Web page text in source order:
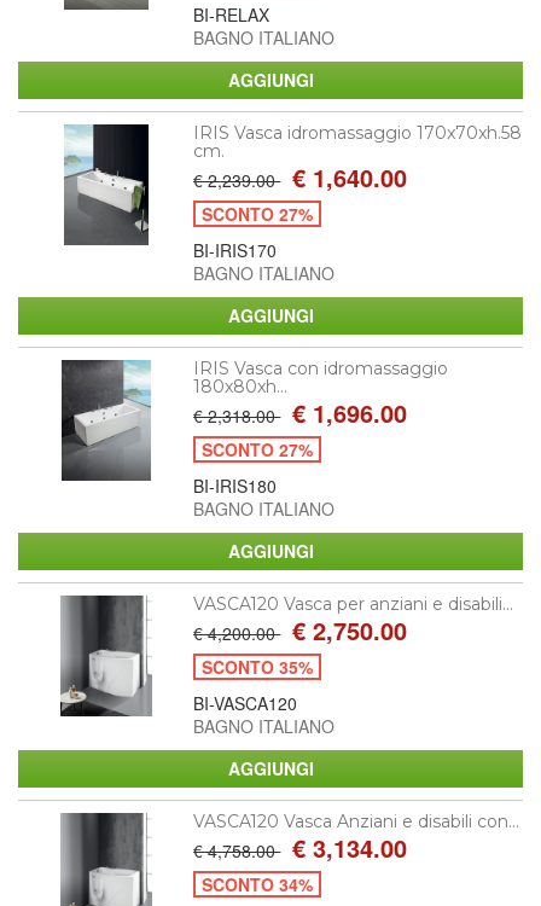
BI-RELAX
BAGNO ITALIANO
IRIS Vasca idromassaggio 170x70xh.58
cm.
€ 2,239.00 € 1,640.00
SCONTO 27%
BI-IRIS170
BAGNO ITALIANO
IRIS Vasca con idromassaggio
180x80xh...
€ 2,318.00 € 1,696.00
SCONTO 27%
BI-IRIS180
BAGNO ITALIANO
VASCA120 Vasca per anziani e disabili...
€ 4,200.00 € 2,750.00
SCONTO 35%
BI-VASCA120
BAGNO ITALIANO
VASCA120 Vasca Anziani e disabili con...
€ 4,758.00 € 3,134.00
SCONTO 34%